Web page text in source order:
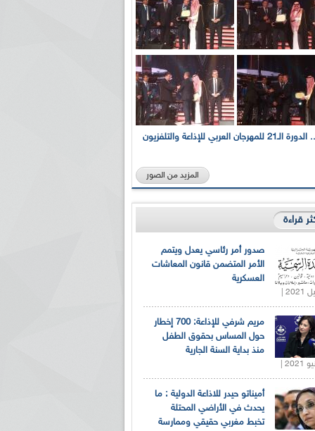
بالصور... الدورة الـ21 للمهرجان العربي للإذاعة والتلفزيون
المزيد من الصور
قراءة
صدور أمر رئاسي يعدل ويتمم
الأمر المتضمن قانون المعاشات
العسكرية
مريم شرفي للإذاعة: 700 إخطار
حول المساس بحقوق الطفل
منذ بداية السنة الجارية
أميناتو حيدر للاذاعة الدولية : ما
يحدث في الأراضي المحتلة
تخبط مغربي حقيقي وممارسة